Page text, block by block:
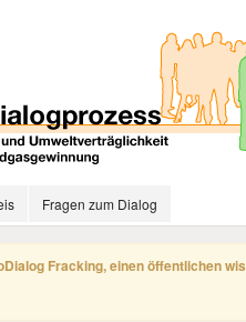
Fragen zum Dialog
Fracking, einen öffentlichen